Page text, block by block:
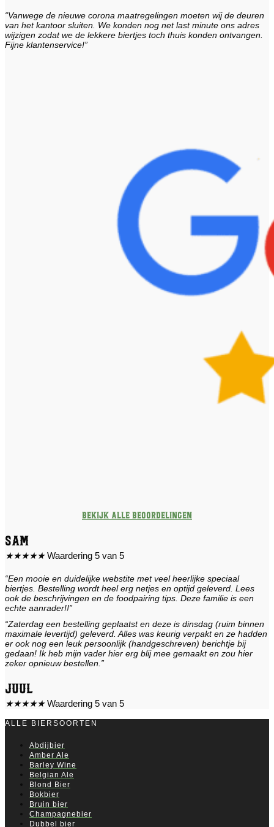
“Vanwege de nieuwe corona maatregelingen moeten wij de deuren
van het kantoor sluiten. We konden nog net last minute ons adres
wijzigen zodat we de lekkere biertjes toch thuis konden ontvangen.
Fijne klantenservice!”
Bekijk alle beoordelingen
Sam
★★★★★ Waardering 5 van 5
“Een mooie en duidelijke webstite met veel heerlijke speciaal
biertjes. Bestelling wordt heel erg netjes en optijd geleverd. Lees
ook de beschrijvingen en de foodpairing tips. Deze familie is een
echte aanrader!!”
“Zaterdag een bestelling geplaatst en deze is dinsdag (ruim binnen
maximale levertijd) geleverd. Alles was keurig verpakt en ze hadden
er ook nog een leuk persoonlijk (handgeschreven) berichtje bij
gedaan! Ik heb mijn vader hier erg blij mee gemaakt en zou hier
zeker opnieuw bestellen.”
Juul
★★★★★ Waardering 5 van 5
ALLE BIERSOORTEN
Abdijbier
Amber Ale
Barley Wine
Belgian Ale
Blond Bier
Bokbier
Bruin bier
Champagnebier
Dubbel bier